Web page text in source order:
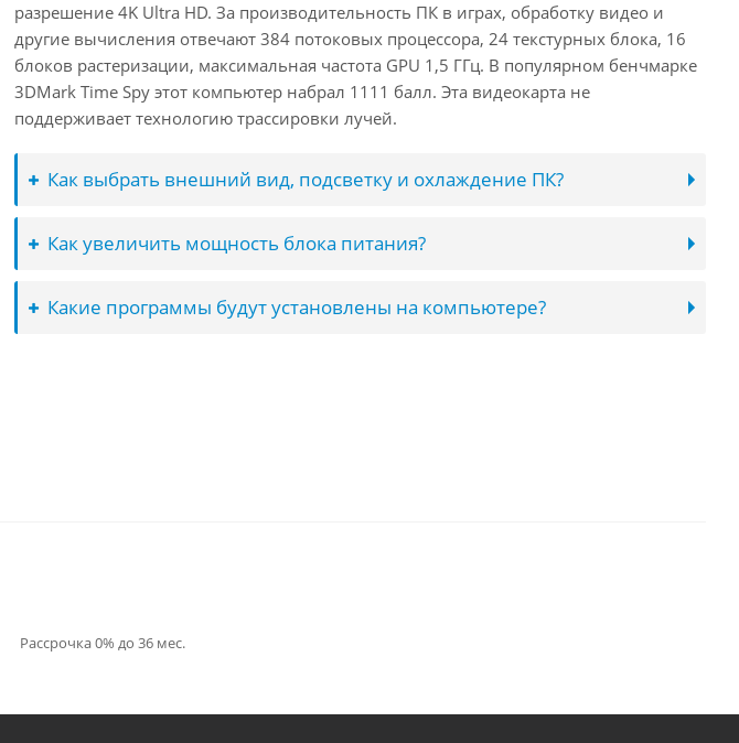
разрешение 4K Ultra HD. За производительность ПК в играх, обработку видео и
другие вычисления отвечают 384 потоковых процессора, 24 текстурных блока, 16
блоков растеризации, максимальная частота GPU 1,5 ГГц. В популярном бенчмарке
3DMark Time Spy этот компьютер набрал 1111 балл. Эта видеокарта не
поддерживает технологию трассировки лучей.
Как выбрать внешний вид, подсветку и охлаждение ПК?
Как увеличить мощность блока питания?
Какие программы будут установлены на компьютере?
Рассрочка 0% до 36 мес.